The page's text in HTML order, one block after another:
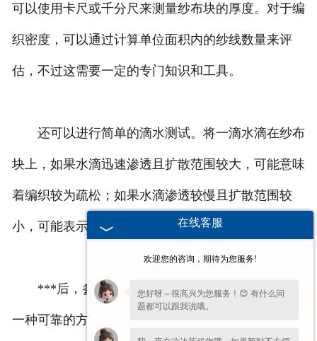
可以使用卡尺或千分尺来测量纱布块的厚度。对于编
织密度，可以通过计算单位面积内的纱线数量来评
估，不过这需要一定的专门知识和工具。
还可以进行简单的滴水测试。将一滴水滴在纱布
块上，如果水滴迅速渗透且扩散范围较大，可能意味
着编织较为疏松；如果水滴渗透较慢且扩散范围较
小，可能表示编织较紧密。
***后，参考产品的说明书或质量检测报告也是
一种可靠的方法。正规的产品通常会提供关于编织密
在线客服
欢迎您的咨询，期待为您服务!
您好呀～很高兴为您服务！😊 有什么问
题都可以跟我说哦。